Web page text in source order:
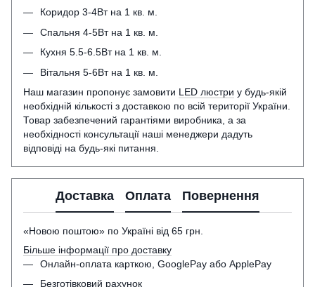
Коридор 3-4Вт на 1 кв. м.
Спальня 4-5Вт на 1 кв. м.
Кухня 5.5-6.5Вт на 1 кв. м.
Вітальня 5-6Вт на 1 кв. м.
Наш магазин пропонує замовити LED люстри у будь-якій
необхідній кількості з доставкою по всій території України.
Товар забезпечений гарантіями виробника, а за
необхідності консультації наші менеджери дадуть
відповіді на будь-які питання.
Доставка Оплата Повернення
«Новою поштою» по Україні від 65 грн.
Більше інформації про доставку
Онлайн-оплата карткою, GooglePay або ApplePay
Безготівковий рахунок